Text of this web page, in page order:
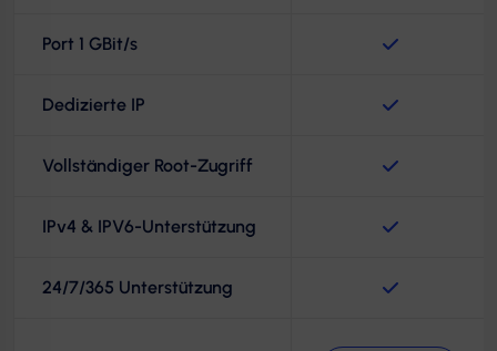
Port 1 GBit/s
Dedizierte IP
Vollständiger Root-Zugriff
IPv4 & IPV6-Unterstützung
24/7/365 Unterstützung